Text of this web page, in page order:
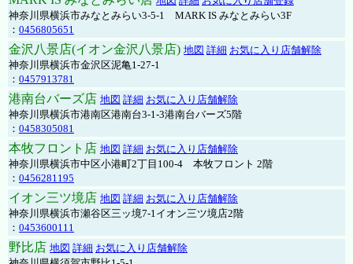
神奈川県横浜市みなとみらい3-5-1 MARK IS みなとみらい3F
： 0456805651
金沢八景店(イオン金沢八景店) 地図 詳細 お気に入り店舗解除
神奈川県横浜市金沢区泥亀1-27-1
： 0457913781
港南台バーズ店 地図 詳細 お気に入り店舗解除
神奈川県横浜市港南区港南台3-1-3港南台バーズ5階
： 0458305081
本牧フロント店 地図 詳細 お気に入り店舗解除
神奈川県横浜市中区小港町2丁目100-4 本牧フロント 2階
： 0456281195
イオン三ツ境店 地図 詳細 お気に入り店舗解除
神奈川県横浜市瀬谷区三ッ境7-1イオン三ツ境店2階
： 0453600111
野比店 地図 詳細 お気に入り店舗解除